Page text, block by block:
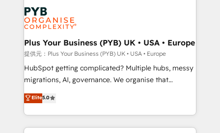
powerful growth engine. Built to convert, scale, and
drive results.
and growth-led companies across technology,
professional services, financial services and
industrial sectors. Offices in Johannesburg, Cape
Town, Dubai & London. 500+ HubSpot CRM
implementations delivered. AI visibility coverage
across ChatGPT, Claude, Perplexity, Gemini and
Google AI Overviews. HubSpot Impact Award -
Innovation HubSpot Impact Award - Platform
Migration Excellence HubSpot Impact Award -
Plus Your Business (PYB) UK • USA • Europe
提供元：Plus Your Business (PYB) UK • USA • Europe
HubSpot getting complicated? Multiple hubs, messy
migrations, AI, governance. We organise that
complexity, so your team can put HubSpot to work...
Welcome to our Profile! We help with: • CRM
implementation, reports, workflows, and team
training • CRM migration from Salesforce, Pipedrive,
Elite5.0